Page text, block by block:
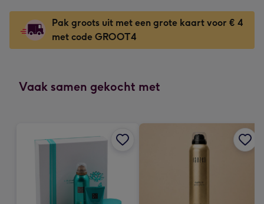
120
x
160
mm
Dimensions:
167
x
€6,49
-
Voor
indruk
x
Pak groots uit met een grote kaart voor € 4
met code GROOT4
Vaak samen gekocht met